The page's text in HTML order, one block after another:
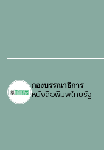
กองบรรณาธิการ
หนังสือพิมพ์ไทยรัฐ